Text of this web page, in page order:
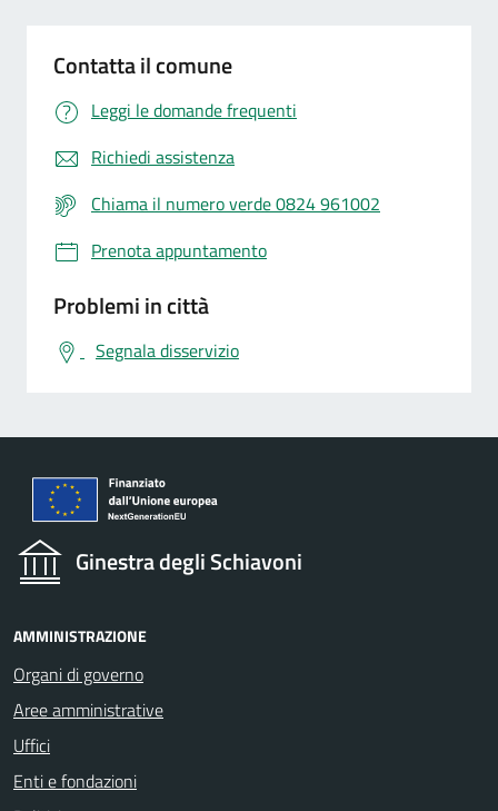
Contatta il comune
Leggi le domande frequenti
Richiedi assistenza
Chiama il numero verde 0824 961002
Prenota appuntamento
Problemi in città
Segnala disservizio
Ginestra degli Schiavoni
AMMINISTRAZIONE
Organi di governo
Aree amministrative
Uffici
Enti e fondazioni